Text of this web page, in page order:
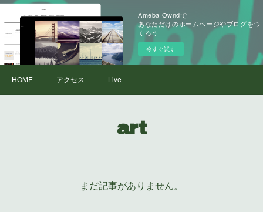
Ameba Owndで
あなただけのホームページやブログをつ
くろう
今すぐ試す
HOME アクセス Live
art
まだ記事がありません。